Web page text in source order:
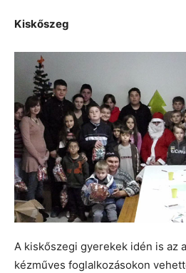
Kiskőszeg
A kiskőszegi gyerekek idén is az
kézműves foglalkozásokon